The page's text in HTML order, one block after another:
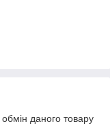
даного товару